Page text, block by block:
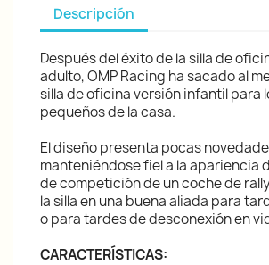
Descripción
Después del éxito de la silla de
adulto, OMP Racing ha sacado al
silla de oficina versión infantil para
pequeños de la casa.
El diseño presenta pocas
manteniéndose fiel a la apariencia
de competición de un coche de
la silla en una buena aliada para
o para tardes de desconexión en
CARACTERÍSTICAS: